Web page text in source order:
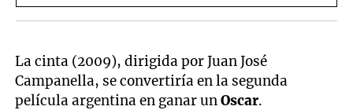
La cinta (2009), dirigida por Juan José
Campanella, se convertiría en la segunda
película argentina en ganar unOscar.